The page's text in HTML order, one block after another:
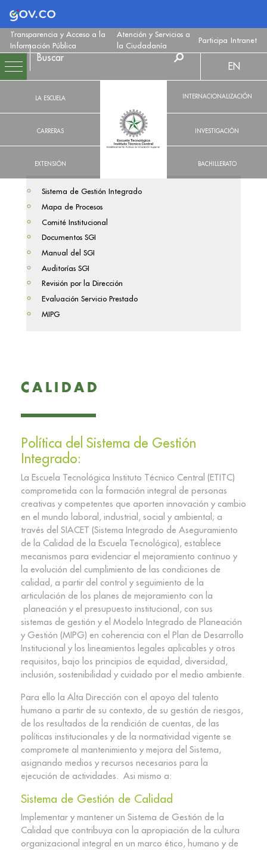
Logo Gobierno de Colombia
Transparencia y Acceso a la
Información Pública
Atención y Servicios a
la Ciudadanía
Participa Intranet
LA ESCUELA
CARRERAS
EXTENSIÓN
EN
INTERNACIONALIZACIÓN
INVESTIGACIÓN
BACHILLERATO
Sistema de Gestión Integrado
Mapa de Procesos
Comité Institucional
Documentos SGI
Manual del SGI
Auditorías SGI
Revisión por la Dirección
Evaluación Servicio Prestado
MIPG
CALIDAD
Política del Sistema de Gestión
Integrado:
La Escuela Tecnológica Instituto Técnico Central (ETITC)
comprometida con la formación integral de personas
creativas y competentes que aporten innovación y cambio
en el mundo laboral, industrial, social y ambiental; a
través del SIACET (Sistema Integrado de Aseguramiento
de la Calidad de la Escuela Tecnológica), establece
mecanismos para evidenciar el mejoramiento continuo y
la evolución del cumplimiento de las condiciones de
calidad, a partir del control y seguimiento de la
articulación de los planes de mejoramiento con la
planeación y el presupuesto institucional, con sus
sistemas de gestión y el Modelo Integrado de Planeación
y Gestión (MIPG) en coherencia con el Plan de Desarrollo
Institucional y los lineamientos legales aplicables y otros
requisitos, bajo los principios de equidad, diversidad,
inclusión, sostenibilidad y cuidado por el medio ambiente.​
Para ello la Alta Dirección con el apoyo del talento
humano a partir de su contexto, de su gestión de riesgos,
de los resultados de la rendición de cuentas, de las
políticas institucionales y de la normatividad vigente se
compromete al mantenimiento y mejora del Sistema,
asignando medios y recursos necesarios para la
ejecución de actividades. Asi mismo a:​
Sistema de Gestión de Calidad​
Implementar y mantener un Sistema de Gestión de la
Calidad que contribuya con la apropiación de la cultura
organizacional integral en un marco ético, humano y de